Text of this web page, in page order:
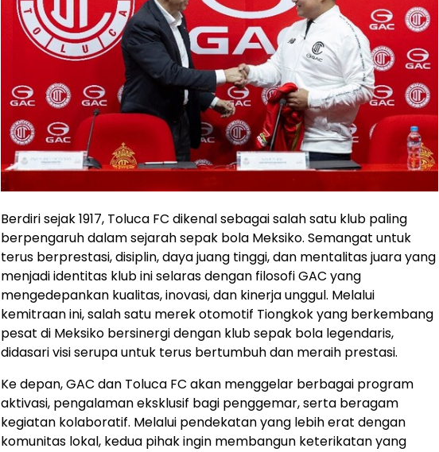
Berdiri sejak 1917, Toluca FC dikenal sebagai salah satu klub paling
berpengaruh dalam sejarah sepak bola Meksiko. Semangat untuk
terus berprestasi, disiplin, daya juang tinggi, dan mentalitas juara yang
menjadi identitas klub ini selaras dengan filosofi GAC yang
mengedepankan kualitas, inovasi, dan kinerja unggul. Melalui
kemitraan ini, salah satu merek otomotif Tiongkok yang berkembang
pesat di Meksiko bersinergi dengan klub sepak bola legendaris,
didasari visi serupa untuk terus bertumbuh dan meraih prestasi.
Ke depan, GAC dan Toluca FC akan menggelar berbagai program
aktivasi, pengalaman eksklusif bagi penggemar, serta beragam
kegiatan kolaboratif. Melalui pendekatan yang lebih erat dengan
komunitas lokal, kedua pihak ingin membangun keterikatan yang